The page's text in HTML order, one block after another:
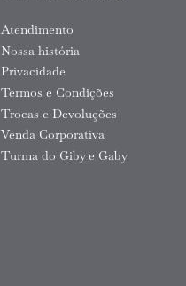
Atendimento
Nossa história
Privacidade
Termos e Condições
Trocas e Devoluções
Venda Corporativa
Turma do Giby e Gaby